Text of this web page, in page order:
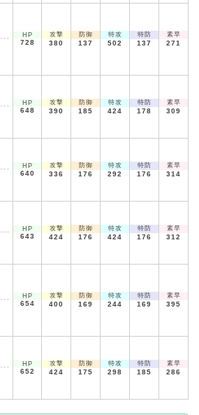
HP
728
攻撃
380
防御
137
特攻
502
特防
137
素早
271
HP
648
攻撃
390
防御
185
特攻
424
特防
178
素早
309
HP
640
攻撃
336
防御
176
特攻
292
特防
176
素早
314
HP
643
攻撃
424
防御
176
特攻
424
特防
176
素早
312
HP
654
攻撃
400
防御
169
特攻
244
特防
169
素早
395
HP
652
攻撃
424
防御
175
特攻
298
特防
185
素早
286